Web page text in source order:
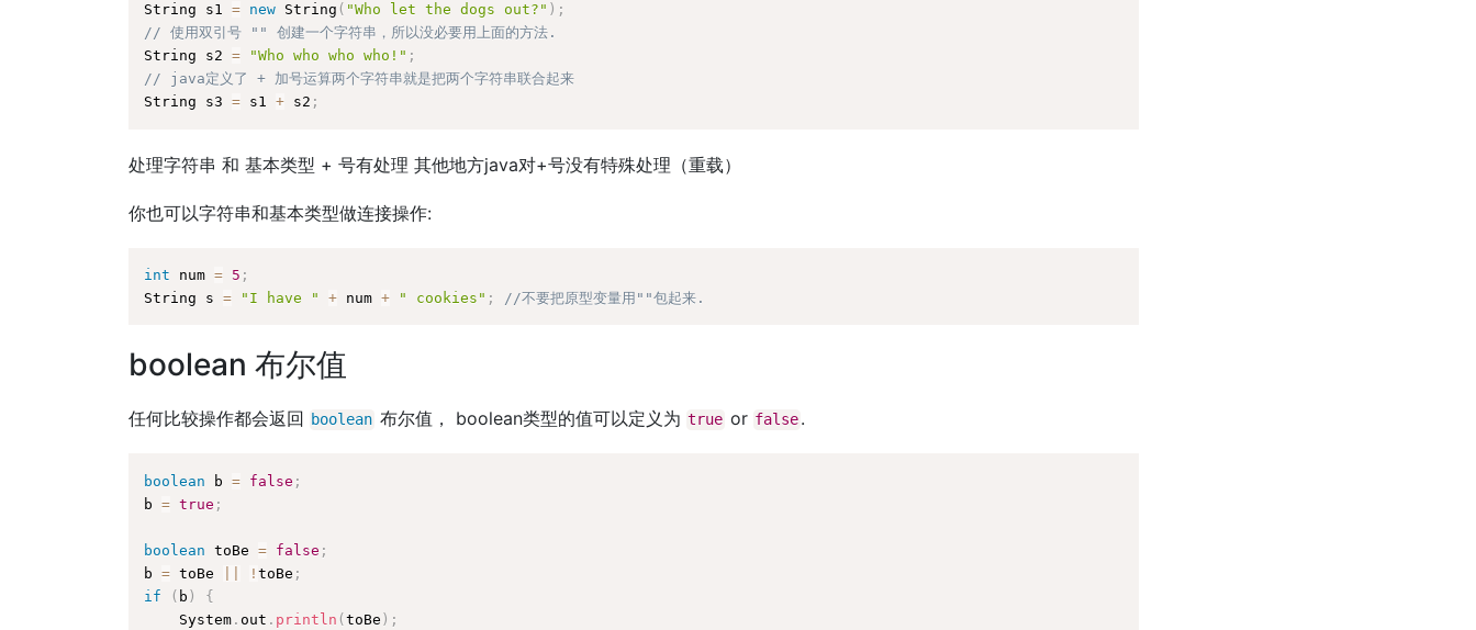
String s1 = new String ( "Who let the dogs out?" ) ;
// 使用双引号 "" 创建一个字符串，所以没必要用上面的方法.
String s2 = "Who who who who!" ;
// java定义了 + 加号运算两个字符串就是把两个字符串联合起来
String s3 = s1 + s2 ;
处理字符串 和 基本类型 + 号有处理 其他地方java对+号没有特殊处理（重载）
你也可以字符串和基本类型做连接操作:
int num = 5 ;
String s = "I have " + num + " cookies" ; //不要把原型变量用""包起来.
boolean 布尔值
任何比较操作都会返回 boolean 布尔值， boolean类型的值可以定义为 true or false.
boolean b = false ;
b = true ;
boolean toBe = false ;
b = toBe !toBe ;
if
( b )
{
    System
. out . println (toBe ) ;